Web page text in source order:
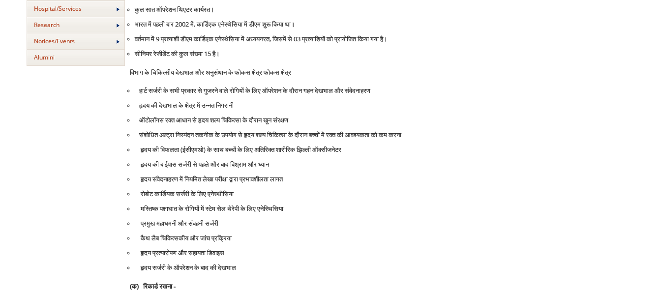
Hospital/Services
Research
Notices/Events
Alumini
कुल सात ऑपरेशन थिएटर कार्यरत।
भारत में पहली बार 2002 में, कार्डिएक एनेस्थेसिया में डीएम शुरू किया था।
वर्तमान में 9 प्रत्‍याशी डीएम कार्डिएक एनेस्थेसिया में अध्‍ययनरत, जिसमें से 03 प्रत्‍याशियों को प्रायोजित किया गया है।
सीनियर रेजीडेंट की कुल संख्या 15 है।
विभाग के चिकित्सीय देखभाल और अनुसंधान के फोकस क्षेत्र फोकस क्षेत्र
हार्ट सर्जरी के सभी प्रकार से गुजरने वाले रोगियों के लिए ऑपरेशन के दौरान गहन देखभाल और संवेदनाहरण
हृदय की देखभाल के क्षेत्र में उन्नत निगरानी
ऑटोलॉगस रक्त आधान से हृदय शल्य चिकित्सा के दौरान खून संरक्षण
संशोधित अल्ट्रा निस्‍यंदन तकनीक के उपयोग से हृदय शल्य चिकित्सा के दौरान बच्चों में रक्त की आवश्यकता को कम करना
हृदय की विफलता (ईसीएमओ) के साथ बच्चों के लिए अतिरिक्त शारीरिक झिल्ली ऑक्‍सीजनेटर
हृदय की बाईपास सर्जरी से पहले और बाद विश्राम और ध्यान
हृदय संवेदनाहरण में नियमित लेखा परीक्षा द्वारा प्रभावशीलता लागत
रोबोट कार्डियक सर्जरी के लिए एनेस्थीसिया
मस्तिष्क पक्षाघात के रोगियों में स्टेम सेल थेरेपी के लिए एनेस्थिसिया
प्रमुख महाधमनी और संवहनी सर्जरी
कैथ लैब चिकित्सकीय और जांच प्रक्रिया
हृदय प्रत्यारोपण और सहायता डिवाइस
हृदय सर्जरी के ऑपरेशन के बाद की देखभाल
(क) रिकार्ड रखना -